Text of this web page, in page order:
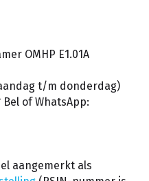
OMHP E1.01A
t/m donderdag)